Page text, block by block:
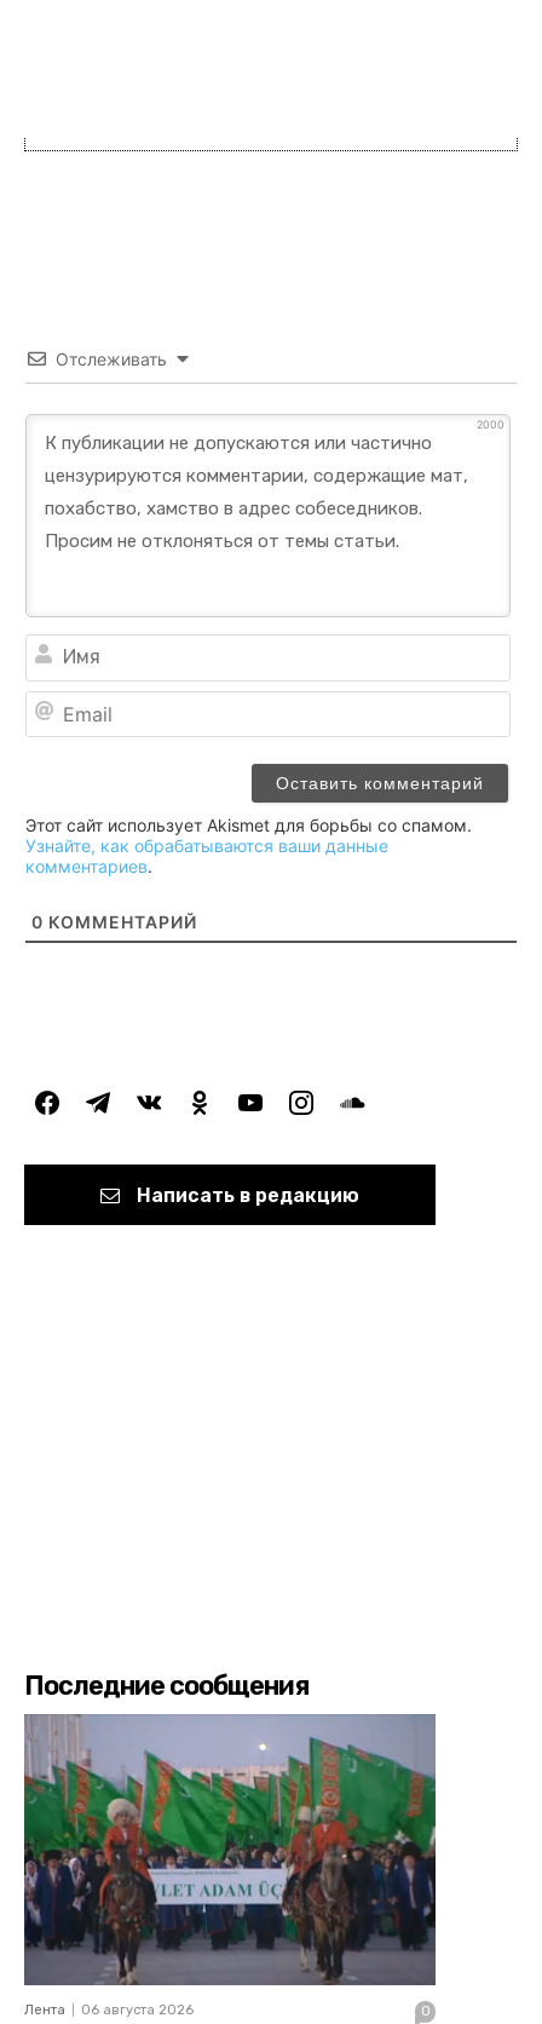
Отслеживать
2000
Этот сайт использует Akismet для борьбы со спамом.
Узнайте, как обрабатываются ваши данные
комментариев.
0 КОММЕНТАРИЙ
facebooktelegramvkontakteodnoklassniki
youtubeinstagramsoundcloud
Написать в редакцию
Последние сообщения
Лента 06 августа 2026 0